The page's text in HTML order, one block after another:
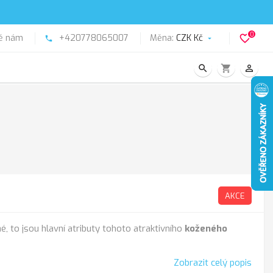
nám phone +420778065007 Měna: CZK Kč  favorite_border0
search shopping_cart person_outline
AKCE
to jsou hlavní atributy tohoto atraktivního koženého
Zobrazit celý popis